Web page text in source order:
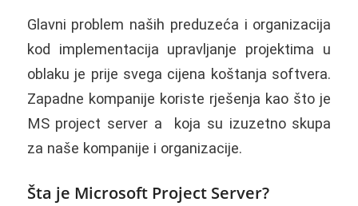
Glavni problem naših preduzeća i organizacija
kod implementacija upravljanje projektima u
oblaku je prije svega cijena koštanja softvera.
Zapadne kompanije koriste rješenja kao što je
MS project server a koja su izuzetno skupa
za naše kompanije i organizacije.
Šta je Microsoft Project Server?